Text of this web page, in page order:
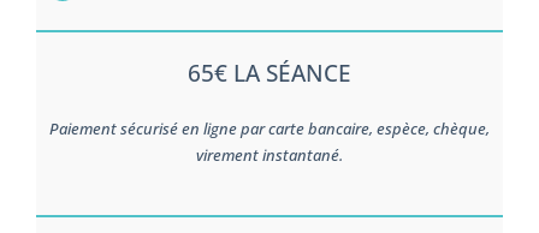
65€ LA SÉANCE
Paiement sécurisé en ligne par carte bancaire, espèce, chèque,
virement instantané.